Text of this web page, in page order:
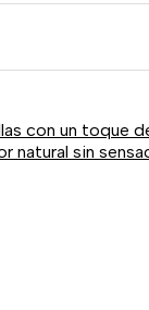
con un toque
natural sin